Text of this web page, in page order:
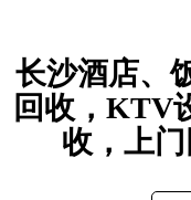
长沙酒店、
回收，KTV
收，上门